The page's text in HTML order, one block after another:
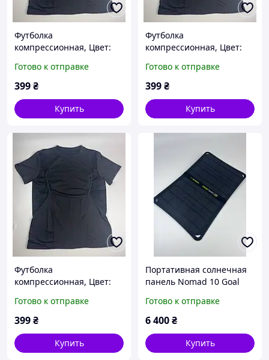
Футболка
компрессионная, Цвет:
Готово к отправке
399₴
Купить
Футболка
компрессионная, Цвет:
Готово к отправке
399₴
Купить
Футболка
компрессионная, Цвет:
Готово к отправке
399₴
Купить
Портативная солнечная
панель Nomad 10 Goal
Чёрный
Готово к отправке
6 400₴
Купить